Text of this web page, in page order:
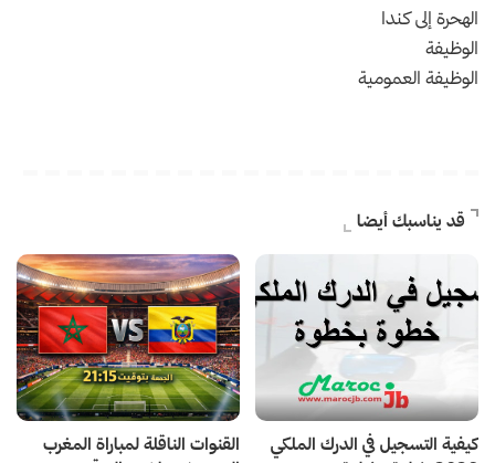
الهحرة إلى كندا
الوظيفة
الوظيفة العمومية
قد يناسبك أيضا
كيفية التسجيل في الدرك الملكي
القنوات الناقلة لمباراة المغرب